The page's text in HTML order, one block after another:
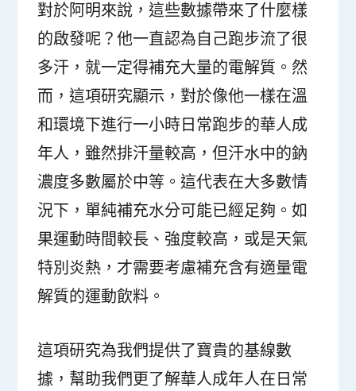
對於阿明來說，這些數據帶來了什麼樣
的啟發呢？他一直認為自己跑步流了很
多汗，就一定得補充大量的電解質。然
而，這項研究顯示，對於像他一樣在溫
和環境下進行一小時日常跑步的華人成
年人，雖然排汗量較高，但汗水中的鈉
濃度多數屬於中等。這代表在大多數情
況下，單純補充水分可能已經足夠。如
果運動時間較長、強度較高，或是天氣
特別炎熱，才需要考慮補充含有適量電
解質的運動飲料。
這項研究為我們提供了寶貴的基線數
據，幫助我們更了解華人成年人在日常